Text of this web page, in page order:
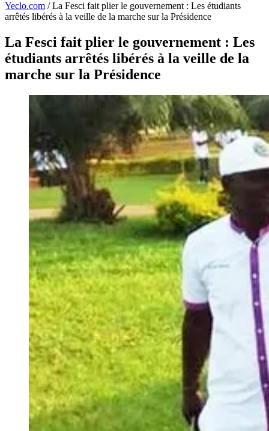
Yeclo.com / La Fesci fait plier le gouvernement : Les étudiants
arrêtés libérés à la veille de la marche sur la Présidence
La Fesci fait plier le gouvernement : Les
étudiants arrêtés libérés à la veille de la
marche sur la Présidence